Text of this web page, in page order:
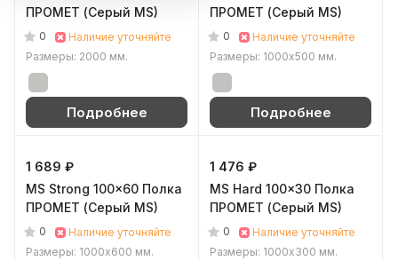
ПРОМЕТ (Серый MS)
0
Наличие уточняйте
Размеры: 2000 мм.
Подробнее
ПРОМЕТ (Серый MS)
0
Наличие уточняйте
Размеры: 1000х500 мм.
Подробнее
1 689 ₽
MS Strong 100x60 Полка
ПРОМЕТ (Серый MS)
0
Наличие уточняйте
Размеры: 1000х600 мм.
1 476 ₽
MS Hard 100x30 Полка
ПРОМЕТ (Серый MS)
0
Наличие уточняйте
Размеры: 1000х300 мм.